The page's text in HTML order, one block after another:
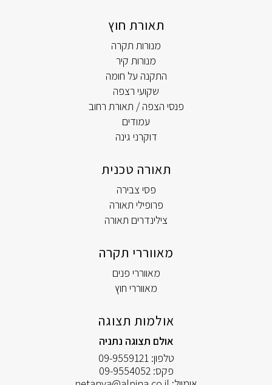
תאורת חוץ
מנורות תקרה
מנורות קיר
התקנה על חומה
שקועי רצפה
פנסי הצפה / תאורת רחוב
עמודים
דוקרני גינה
תאורה טכנית
פסי צבירה
פרופילי תאורה
צילינדרים תאורה
מאווררי תקרה
מאווררי פנים
מאווררי חוץ
אולמות תצוגה
אולם תצוגה נתניה
טלפון:09-9559121
פקס:09-9554052